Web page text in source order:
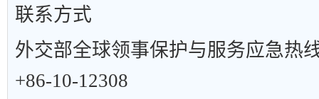
联系方式
外交部全球领事保护与服务应急热
+86-10-12308